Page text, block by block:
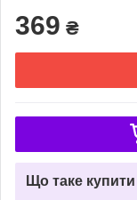
369 ₴
Що таке